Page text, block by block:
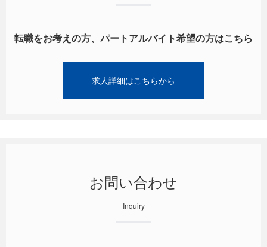
転職をお考えの方、パートアルバイト希望の方はこちら
求人詳細はこちらから
お問い合わせ
Inquiry